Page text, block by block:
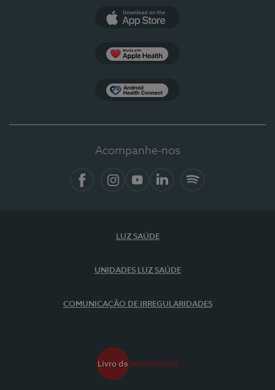
Acompanhe-nos
LUZ SAÚDE
UNIDADES LUZ SAÚDE
COMUNICAÇÃO DE IRREGULARIDADES